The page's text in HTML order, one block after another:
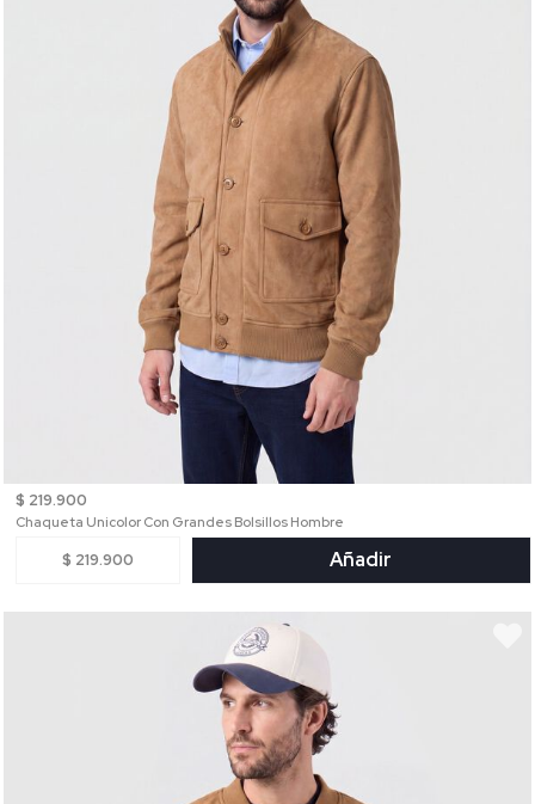
$ 219.900
Chaqueta Unicolor Con Grandes Bolsillos Hombre
$ 219.900 Añadir